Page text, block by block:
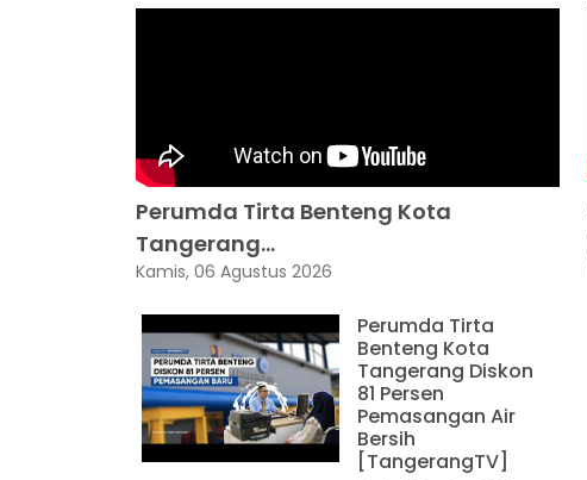
Perumda Tirta Benteng Kota
Tangerang...
Kamis, 06 Agustus 2026
Perumda Tirta
Benteng Kota
Tangerang Diskon
81 Persen
Pemasangan Air
Bersih
[TangerangTV]